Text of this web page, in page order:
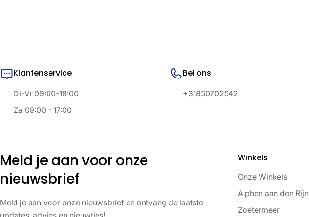
Klantenservice
Di-Vr 09:00-18:00
Za 09:00 - 17:00
Bel ons
+31850702542
Meld je aan voor onze
nieuwsbrief
Meld je aan voor onze nieuwsbrief en ontvang de laatste
updates, advies en nieuwtjes!
Winkels
Onze Winkels
Alphen aan den Rijn
Zoetermeer